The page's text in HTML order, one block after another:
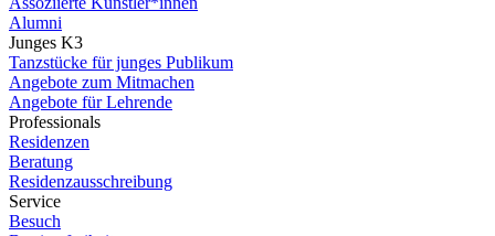
Alumni
Junges K3
Tanzstücke für junges Publikum
Angebote zum Mitmachen
Angebote für Lehrende
Professionals
Residenzen
Beratung
Residenzausschreibung
Service
Besuch